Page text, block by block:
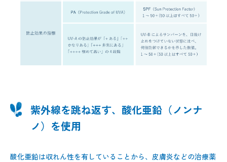
紫外線を跳ね返す、酸化亜鉛（ノンナ
ノ）を使用
酸化亜鉛は収れん性を有していることから、皮膚炎などの治療薬